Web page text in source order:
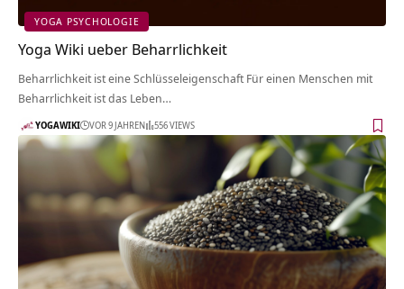
YOGA PSYCHOLOGIE
Yoga Wiki ueber Beharrlichkeit
Beharrlichkeit ist eine Schlüsseleigenschaft Für einen Menschen mit
Beharrlichkeit ist das Leben…
YOGAWIKI VOR 9 JAHREN 556 VIEWS